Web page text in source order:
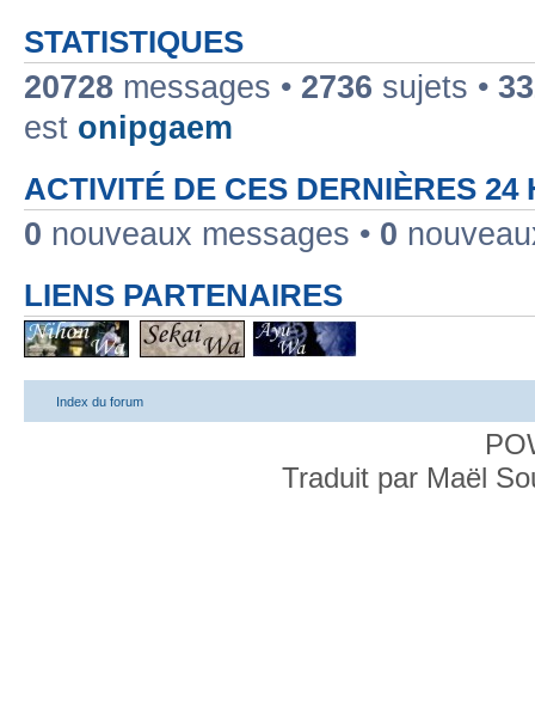
STATISTIQUES
20728 messages • 2736 sujets •
est onipgaem
ACTIVITÉ DE CES DERNIÈRES 24
0 nouveaux messages • 0
LIENS PARTENAIRES
Index du forum
Traduit par Maël